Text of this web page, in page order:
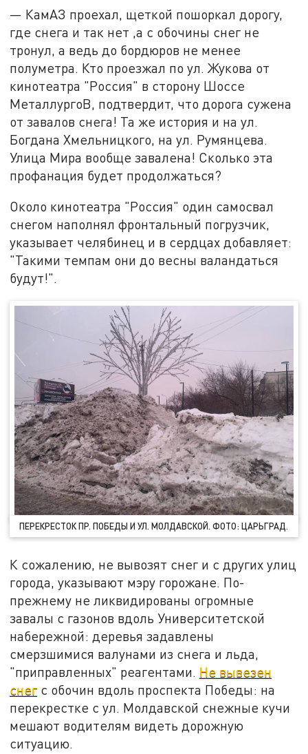
— КамАЗ проехал, щеткой пошоркал дорогу,
где снега и так нет ,а с обочины снег не
тронул, а ведь до бордюров не менее
полуметра. Кто проезжал по ул. Жукова от
кинотеатра "Россия" в сторону Шоссе
МеталлургоВ, подтвердит, что дорога сужена
от завалов снега! Та же история и на ул.
Богдана Хмельницкого, на ул. Румянцева.
Улица Мира вообще завалена! Сколько эта
профанация будет продолжаться?
Около кинотеатра "Россия" один самосвал
снегом наполнял фронтальный погрузчик,
указывает челябинец и в сердцах добавляет:
"Такими темпам они до весны валандаться
будут!".
ПЕРЕКРЕСТОК ПР. ПОБЕДЫ И УЛ. МОЛДАВСКОЙ. ФОТО: ЦАРЬГРАД.
К сожалению, не вывозят снег и с других улиц
города, указывают мэру горожане. По-
прежнему не ликвидированы огромные
завалы с газонов вдоль Университетской
набережной: деревья задавлены
смерзшимися валунами из снега и льда,
"приправленных" реагентами. Не вывезен
снег с обочин вдоль проспекта Победы: на
перекрестке с ул. Молдавской снежные кучи
мешают водителям видеть дорожную
ситуацию.